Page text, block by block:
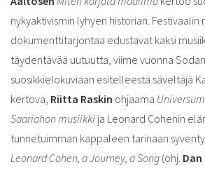
nykyaktivismin lyhyen historian. Festivaalin
dokumenttitarjontaa edustavat kaksi
täydentävää uutuutta, viime vuonna
suosikkielokuviaan esitelleestä säveltäjä
kertova, Riitta Raskin ohjaama
Saariahon musiikki ja Leonard Cohenin
tunnetuimman kappaleen tarinaan
Leonard Cohen, a Journey, a Song (ohj. Dan